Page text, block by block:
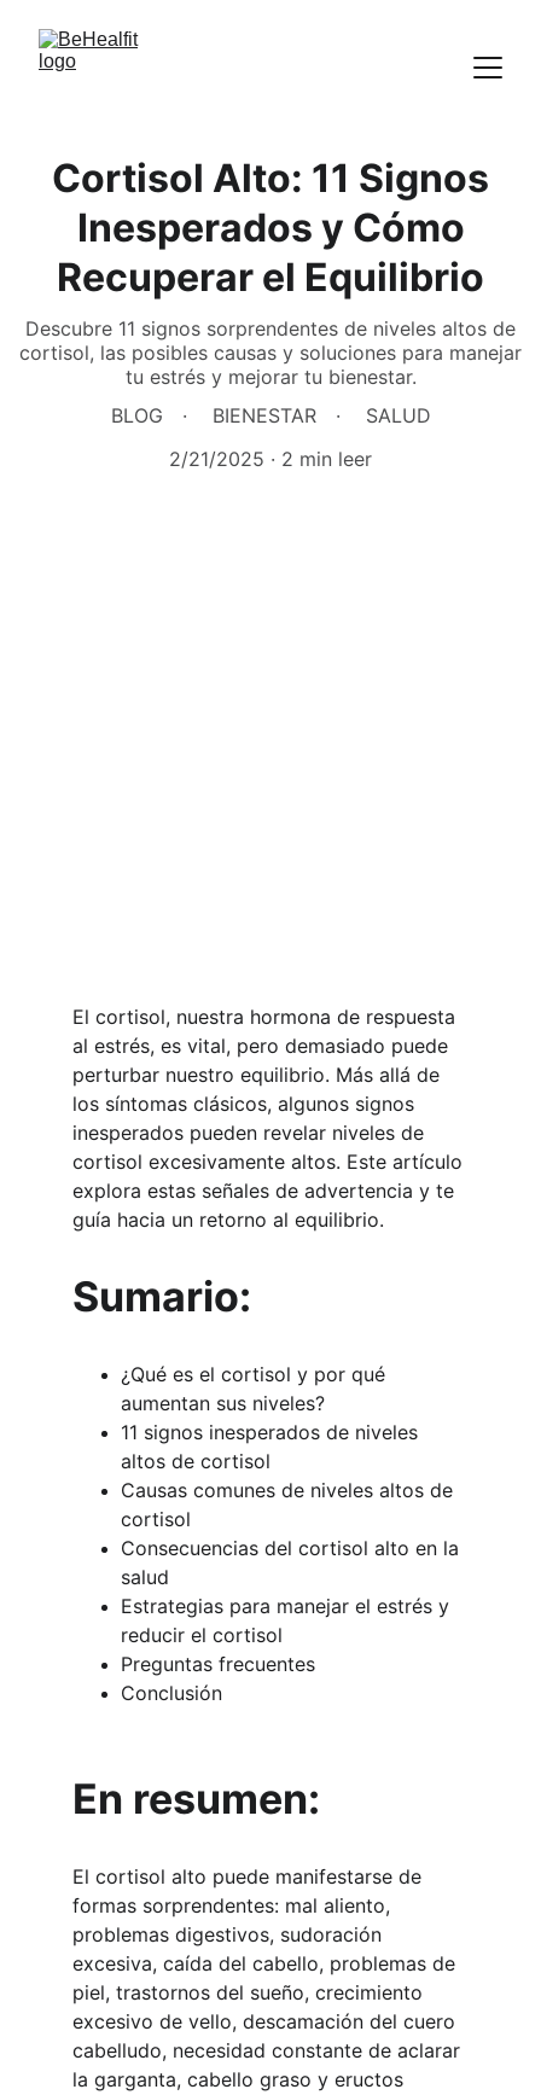
Cortisol Alto: 11 Signos
Inesperados y Cómo
Recuperar el Equilibrio
Descubre 11 signos sorprendentes de niveles altos de
cortisol, las posibles causas y soluciones para manejar
tu estrés y mejorar tu bienestar.
BLOG
BIENESTAR
SALUD
2/21/2025
2 min leer
El cortisol, nuestra hormona de respuesta
al estrés, es vital, pero demasiado puede
perturbar nuestro equilibrio. Más allá de
los síntomas clásicos, algunos signos
inesperados pueden revelar niveles de
cortisol excesivamente altos. Este artículo
explora estas señales de advertencia y te
guía hacia un retorno al equilibrio.
Sumario:
¿Qué es el cortisol y por qué
aumentan sus niveles?
11 signos inesperados de niveles
altos de cortisol
Causas comunes de niveles altos de
cortisol
Consecuencias del cortisol alto en la
salud
Estrategias para manejar el estrés y
reducir el cortisol
Preguntas frecuentes
Conclusión
En resumen:
El cortisol alto puede manifestarse de
formas sorprendentes: mal aliento,
problemas digestivos, sudoración
excesiva, caída del cabello, problemas de
piel, trastornos del sueño, crecimiento
excesivo de vello, descamación del cuero
cabelludo, necesidad constante de aclarar
la garganta, cabello graso y eructos